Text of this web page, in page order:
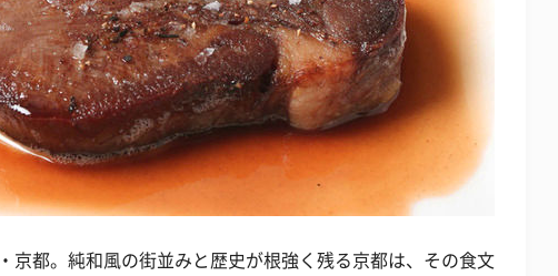
京都。純和風の街並みと歴史が根強く残る京都は、その食文